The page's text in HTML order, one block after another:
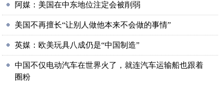
阿媒：美国在中东地位注定会被削弱
美国不再擅长“让别人做他本来不会做的事情”
英媒：欧美玩具八成仍是“中国制造”
中国不仅电动汽车在世界火了，就连汽车运输船也跟着
圈粉